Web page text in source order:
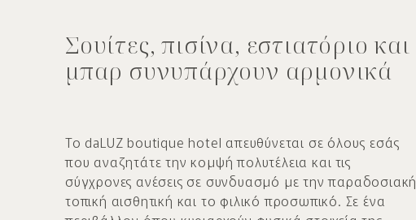
Σουίτες, πισίνα, εστιατόριο και
μπαρ συνυπάρχουν αρμονικά
Το daLUZ boutique hotel απευθύνεται σε όλους εσάς
που αναζητάτε την κομψή πολυτέλεια και τις
σύγχρονες ανέσεις σε συνδυασμό με την παραδοσιακή
τοπική αισθητική και το φιλικό προσωπικό. Σε ένα